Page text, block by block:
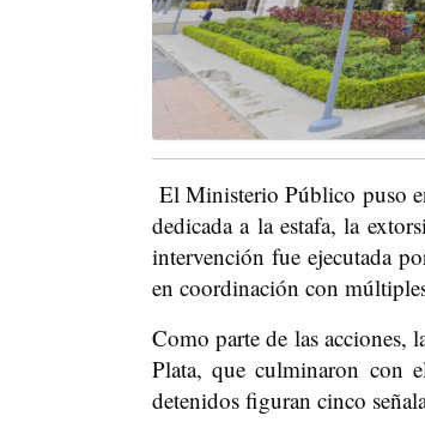
El Ministerio Público puso
dedicada a la estafa, la
intervención fue ejecutada
en coordinación con
Como parte de las acciones,
Plata, que culminaron con
detenidos figuran cinco